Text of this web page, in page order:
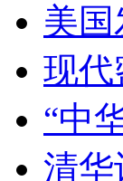
美
现
“中
清华